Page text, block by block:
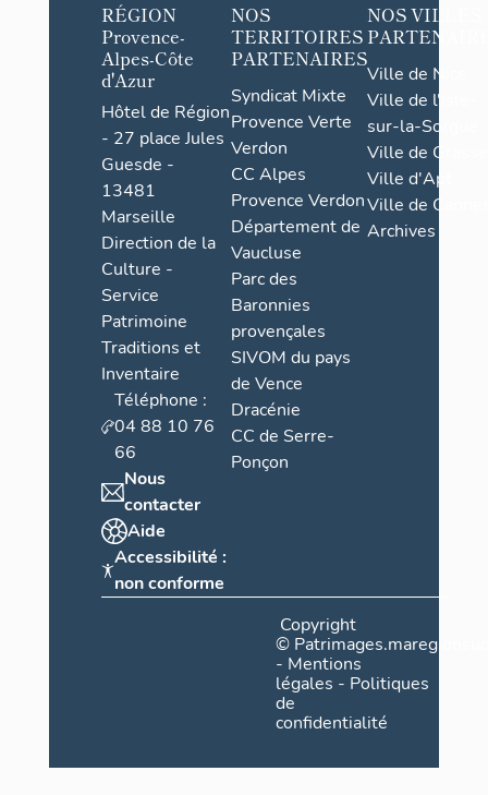
RÉGION
Provence-
Alpes-Côte
d'Azur
Hôtel de Région
- 27 place Jules
Guesde -
13481
Marseille
Direction de la
Culture -
Service
Patrimoine
Traditions et
Inventaire
Téléphone :
04 88 10 76
66
Nous
contacter
Aide
Accessibilité :
non conforme
NOS
TERRITOIRES
PARTENAIRES
Syndicat Mixte
Provence Verte
Verdon
CC Alpes
Provence Verdon
Département de
Vaucluse
Parc des
Baronnies
provençales
SIVOM du pays
de Vence
Dracénie
CC de Serre-
Ponçon
NOS VILLES
Ville de Nice
Ville de l'Isle-
sur-la-Sorgue
Ville de Grasse
Ville d'Apt
Ville de
Archives
Copyright
©
- Mentions
légales - Politiques
de
confidentialité